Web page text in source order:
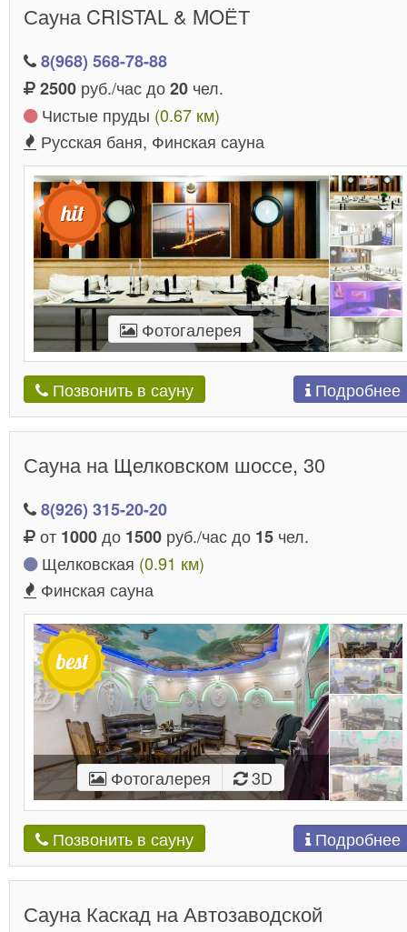
Сауна CRISTAL & MOЁТ
8(968) 568-78-88
2500 руб./час до20 чел.
Чистые пруды (0.67 км)
Русская баня, Финская сауна
Фотогалерея
Позвонить в сауну Подробнее
Сауна на Щелковском шоссе, 30
8(926) 315-20-20
от 1000до 1500 руб./час до 15 чел.
Щелковская (0.91 км)
Финская сауна
Фотогалерея 3D
Позвонить в сауну Подробнее
Сауна Каскад на Автозаводской